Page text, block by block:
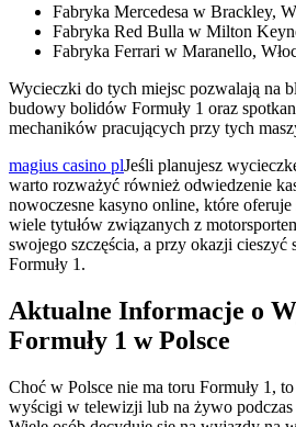
Fabryka Mercedesa w Brackley,
Fabryka Red Bulla w Milton
Fabryka Ferrari w Maranello,
Wycieczki do tych miejsc pozwalają na
budowy bolidów Formuły 1 oraz
mechaników pracujących przy tych
magius casino plJeśli planujesz
warto rozważyć również odwiedzenie
nowoczesne kasyno online, które
wiele tytułów związanych z
swojego szczęścia, a przy okazji cieszyć
Formuły 1.
Aktualne Informacje o
Formuły 1 w Polsce
Choć w Polsce nie ma toru Formuły 1,
wyścigi w telewizji lub na żywo